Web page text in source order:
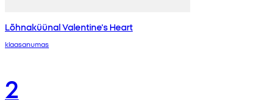
Lõhnaküünal Valentine's Heart
klaasanumas
2